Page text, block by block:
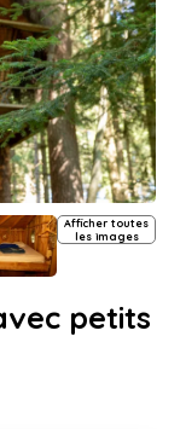
Afficher toutes
les images
petits